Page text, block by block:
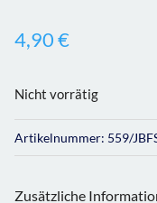
4,90€
Nicht vorrätig
Artikelnummer: 559/
Zusätzliche